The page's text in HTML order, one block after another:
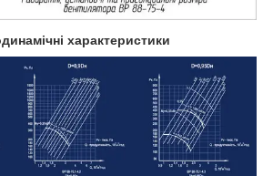
характеристики